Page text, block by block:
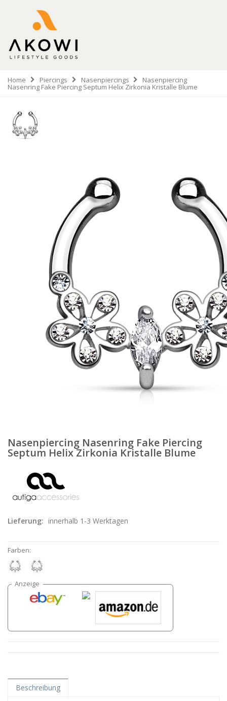
Home Piercings Nasenpiercings Nasenpiercing
Nasenring Fake Piercing Septum Helix Zirkonia Kristalle Blume
Nasenpiercing Nasenring Fake Piercing
Septum Helix Zirkonia Kristalle Blume
Lieferung: innerhalb 1-3 Werktagen
Farben:
Beschreibung